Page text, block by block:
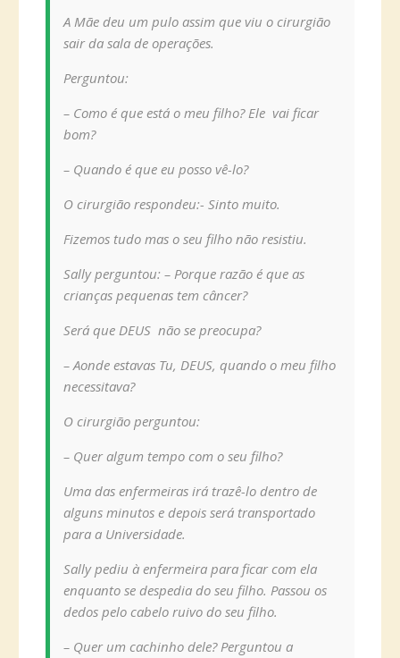
A Mãe deu um pulo assim que viu o cirurgião
sair da sala de operações.
Perguntou:
– Como é que está o meu filho? Ele vai ficar
bom?
– Quando é que eu posso vê-lo?
O cirurgião respondeu:- Sinto muito.
Fizemos tudo mas o seu filho não resistiu.
Sally perguntou: – Porque razão é que as
crianças pequenas tem câncer?
Será que DEUS não se preocupa?
– Aonde estavas Tu, DEUS, quando o meu filho
necessitava?
O cirurgião perguntou:
– Quer algum tempo com o seu filho?
Uma das enfermeiras irá trazê-lo dentro de
alguns minutos e depois será transportado
para a Universidade.
Sally pediu à enfermeira para ficar com ela
enquanto se despedia do seu filho. Passou os
dedos pelo cabelo ruivo do seu filho.
– Quer um cachinho dele? Perguntou a